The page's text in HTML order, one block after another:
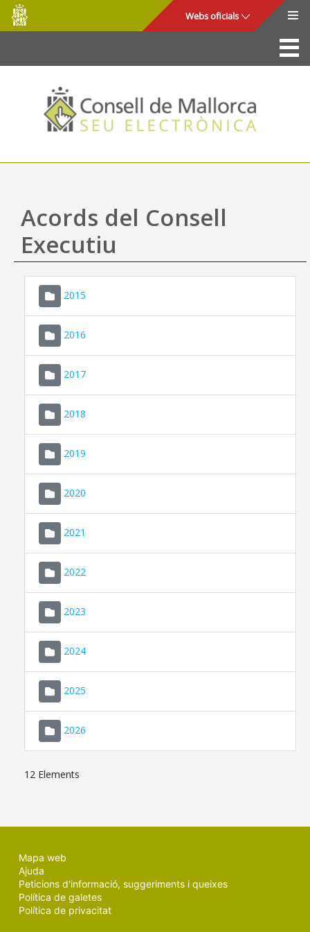
Salta al contingut principal
Consell
de
Mallorca
Webs oficials
La Seu
Consell de Mallorca
Accés i seguretat
Utilitats
Ajuda
Acords del Consell
Executiu
2015
2016
2017
2018
2019
2020
2021
2022
2023
2024
2025
2026
12 Elements
Mapa web
Ajuda
Peticions d'informació, suggeriments i queixes
Política de galetes
Política de privacitat